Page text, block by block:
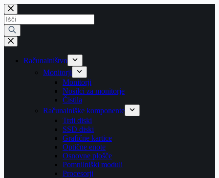
Skip
to
content
Products
search
Računalništvo
Monitorji
Monitorji
Nosilci za monitorje
Čistila
Računalniške komponente
Trdi diski
SSD diski
Grafične kartice
Optične enote
Osnovne plošče
Pomnilniški moduli
Procesorji